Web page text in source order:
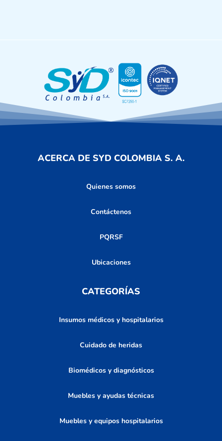
ACERCA DE SYD COLOMBIA S. A.
Quienes somos
Contáctenos
PQRSF
Ubicaciones
CATEGORÍAS
Insumos médicos y hospitalarios
Cuidado de heridas
Biomédicos y diagnósticos
Muebles y ayudas técnicas
Muebles y equipos hospitalarios